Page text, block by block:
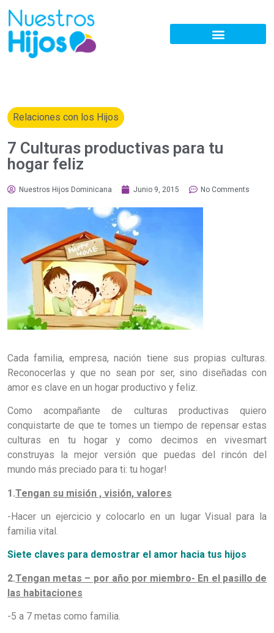
Relaciones con los Hijos
7 Culturas productivas para tu
hogar feliz
Nuestros Hijos Dominicana Junio 9, 2015 No Comments
Cada familia, empresa, nación tiene sus propias culturas.
Reconocerlas y que no sean por ser, sino diseñadas con
amor es clave en un hogar productivo y feliz.
Como acompañante de culturas productivas quiero
conquistarte de que te tomes un tiempo de repensar estas
culturas en tu hogar y como decimos en vivesmart
construyas la mejor versión que puedas del rincón del
mundo más preciado para ti: tu hogar!
1.Tengan su misión , visión, valores
-Hacer un ejercicio y colocarlo en un lugar Visual para la
familia vital.
Siete claves para demostrar el amor hacia tus hijos
2.Tengan metas – por año por miembro- En el pasillo de
las habitaciones
-5 a 7 metas como familia.